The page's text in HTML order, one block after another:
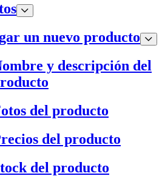
un nuevo producto
y descripción del
del producto
del producto
del producto